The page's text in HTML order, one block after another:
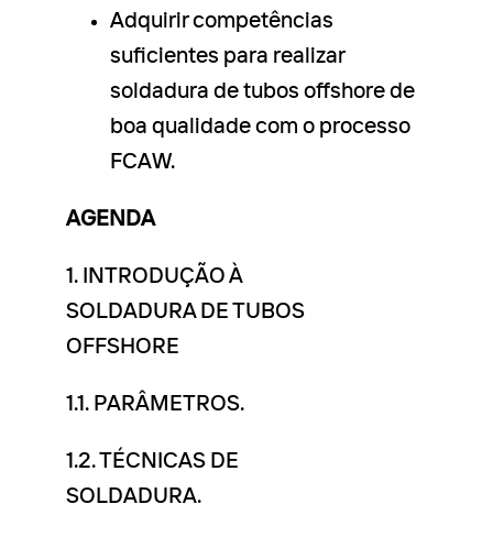
Adquirir competências
suficientes para realizar
soldadura de tubos offshore de
boa qualidade com o processo
FCAW.
AGENDA
1. INTRODUÇÃO À
SOLDADURA DE TUBOS
OFFSHORE
1.1. PARÂMETROS.
1.2. TÉCNICAS DE
SOLDADURA.